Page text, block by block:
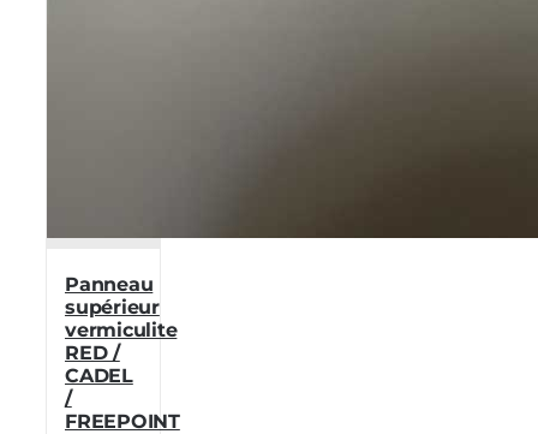
Panneau
supérieur
vermiculite
RED /
CADEL
/
FREEPOINT